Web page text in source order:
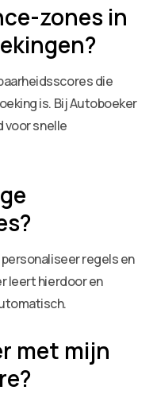
zones in
die
is. Bij Autoboeker
voor snelle
regels en
leert hierdoor en
met mijn